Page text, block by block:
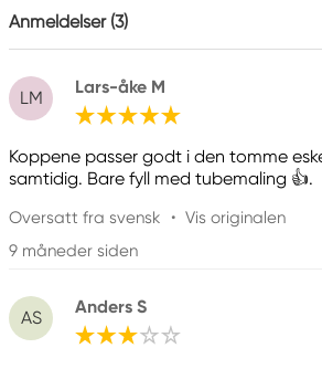
Anmeldelser (3)
LM
Lars-åke M
Koppene passer godt i den tomme
samtidig. Bare fyll med tubemaling 👍.
Oversatt fra svensk • Vis originalen
9 måneder siden
AS
Anders S